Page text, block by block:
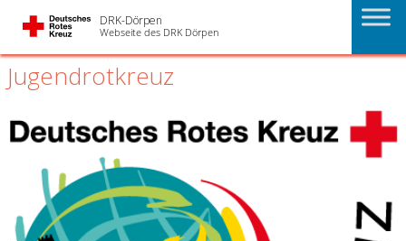
DRK-Dörpen
Webseite des DRK Dörpen
Jugendrotkreuz